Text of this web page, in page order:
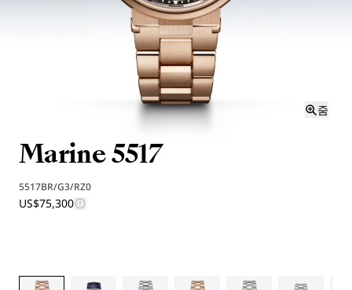
줌
Marine 5517
5517BR/G3/RZ0
US$75,300